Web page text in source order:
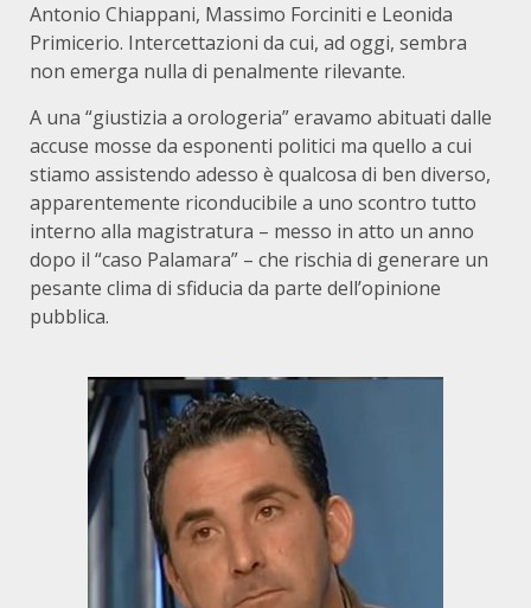
Antonio Chiappani, Massimo Forciniti e Leonida
Primicerio. Intercettazioni da cui, ad oggi, sembra
non emerga nulla di penalmente rilevante.
A una “giustizia a orologeria” eravamo abituati dalle
accuse mosse da esponenti politici ma quello a cui
stiamo assistendo adesso è qualcosa di ben diverso,
apparentemente riconducibile a uno scontro tutto
interno alla magistratura – messo in atto un anno
dopo il “caso Palamara” – che rischia di generare un
pesante clima di sfiducia da parte dell’opinione
pubblica.